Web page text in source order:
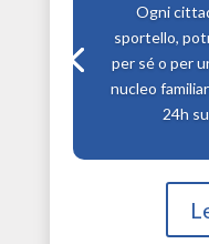
Ogni
sportello,
per sé o per
nucleo
24h